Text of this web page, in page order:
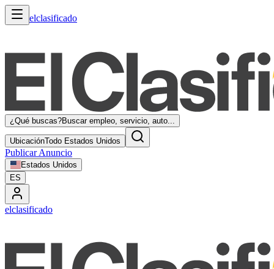
elclasificado
¿Qué buscas?Buscar empleo, servicio, auto...
UbicaciónTodo Estados Unidos
Publicar Anuncio
Estados Unidos
ES
elclasificado